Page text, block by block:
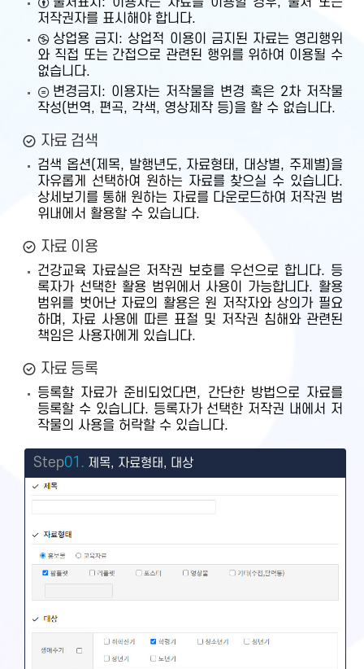
저작권자를 표시해야 합니다.
상업용 금지: 상업적 이용이 금지된 자료는 영리행위
와 직접 또는 간접으로 관련된 행위를 위하여 이용될 수
없습니다.
변경금지: 이용자는 저작물을 변경 혹은 2차 저작물
작성(번역, 편곡, 각색, 영상제작 등)을 할 수 없습니다.
자료 검색
검색 옵션(제목, 발행년도, 자료형태, 대상별, 주제별)을
자유롭게 선택하여 원하는 자료를 찾으실 수 있습니다.
상세보기를 통해 원하는 자료를 다운로드하여 저작권 범
위내에서 활용할 수 있습니다.
자료 이용
건강교육 자료실은 저작권 보호를 우선으로 합니다. 등
록자가 선택한 활용 범위에서 사용이 가능합니다. 활용
범위를 벗어난 자료의 활용은 원 저작자와 상의가 필요
하며, 자료 사용에 따른 표절 및 저작권 침해와 관련된
책임은 사용자에게 있습니다.
자료 등록
등록할 자료가 준비되었다면, 간단한 방법으로 자료를
등록할 수 있습니다. 등록자가 선택한 저작권 내에서 저
작물의 사용을 허락할 수 있습니다.
Step01. 제목, 자료형태, 대상